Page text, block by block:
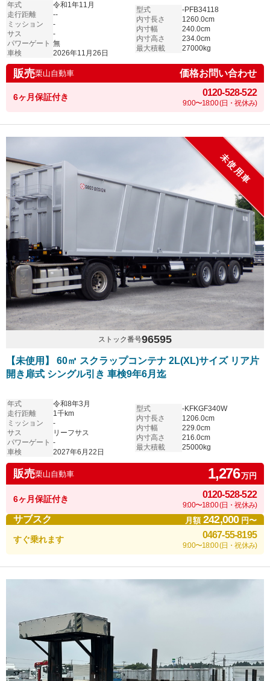
年式
令和1年11月
走行距離
--
ミッション
-
サス
-
パワーゲート 無
車検
2026年11月26日
型式
-PFB34118
内寸長さ
1260.0cm
内寸幅
240.0cm
内寸高さ
234.0cm
最大積載
27000kg
販売栗山自動車 価格お問い合わせ
6ヶ月保証付き 0120-528-522
9:00〜18:00 (日・祝休み)
未使用車
ストック番号96595
【未使用】 60㎥ スクラップコンテナ 2L(XL)サイズ リア片
開き扉式 シングル引き 車検9年6月迄
年式
令和8年3月
走行距離
1千km
ミッション
-
サス
リーフサス
パワーゲート -
車検
2027年6月22日
型式
-KFKGF340W
内寸長さ
1206.0cm
内寸幅
229.0cm
内寸高さ
216.0cm
最大積載
25000kg
販売栗山自動車 1,276万円
6ヶ月保証付き 0120-528-522
9:00〜18:00 (日・祝休み)
サブスク 月額242,000円〜
すぐ乗れます 0467-55-8195
9:00〜18:00 (日・祝休み)